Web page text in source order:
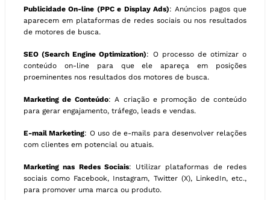
Publicidade On-line (PPC e Display Ads): Anúncios pagos que
aparecem em plataformas de redes sociais ou nos resultados
de motores de busca.
SEO (Search Engine Optimization): O processo de otimizar o
conteúdo on-line para que ele apareça em posições
proeminentes nos resultados dos motores de busca.
Marketing de Conteúdo: A criação e promoção de conteúdo
para gerar engajamento, tráfego, leads e vendas.
E-mail Marketing: O uso de e-mails para desenvolver relações
com clientes em potencial ou atuais.
Marketing nas Redes Sociais: Utilizar plataformas de redes
sociais como Facebook, Instagram, Twitter (X), LinkedIn, etc.,
para promover uma marca ou produto.